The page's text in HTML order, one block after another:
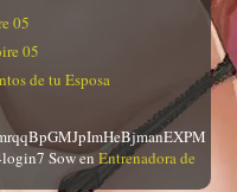
05
05
de tu Esposa
SowenEntrenadora de